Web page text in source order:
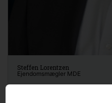
Steffen Lorentzen
Ejendomsmægler MDE